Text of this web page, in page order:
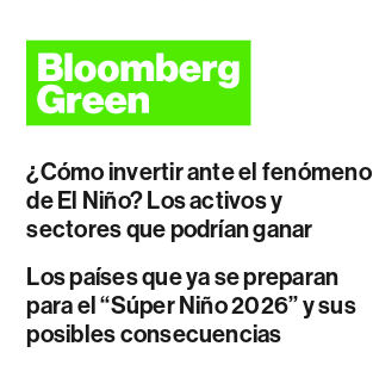
¿Cómo invertir ante el fenómeno
de El Niño? Los activos y
sectores que podrían ganar
Los países que ya se preparan
para el “Súper Niño 2026” y sus
posibles consecuencias